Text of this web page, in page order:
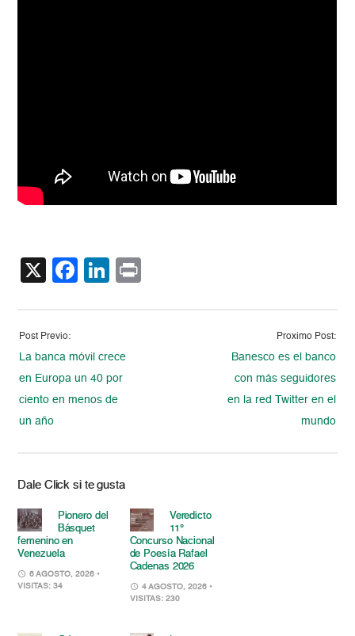
X Facebook
LinkedIn
Post Previo:
La banca móvil crece
en Europa un 40 por
ciento en menos de
un año
Proximo Post:
Banesco es el banco
con más seguidores
en la red Twitter en el
mundo
Dale Click si te gusta
Pionero del
Básquet
femenino en
Venezuela
6 AGOSTO, 2026 •
VISITAS: 34
Veredicto
11°
Concurso Nacional
de Poesía Rafael
Cadenas 2026
4 AGOSTO, 2026 •
VISITAS: 230